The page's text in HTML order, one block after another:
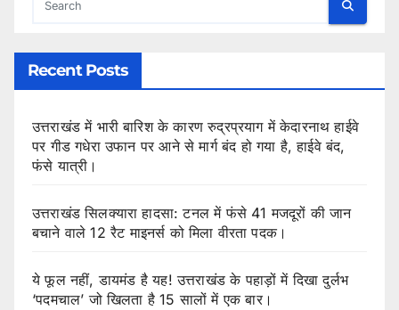
Recent Posts
उत्तराखंड में भारी बारिश के कारण रुद्रप्रयाग में केदारनाथ हाईवे
पर गीड गधेरा उफान पर आने से मार्ग बंद हो गया है, हाईवे बंद,
फंसे यात्री।
उत्तराखंड सिलक्यारा हादसा: टनल में फंसे 41 मजदूरों की जान
बचाने वाले 12 रैट माइनर्स को मिला वीरता पदक।
ये फूल नहीं, डायमंड है यह! उत्तराखंड के पहाड़ों में दिखा दुर्लभ
‘पदमचाल’ जो खिलता है 15 सालों में एक बार।